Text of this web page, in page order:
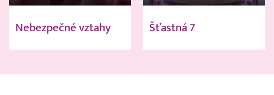
Nebezpečné vztahy Šťastná 7